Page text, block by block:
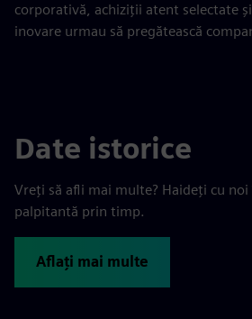
corporativă, achiziții atent selectate
inovare urmau să pregătească
Date istorice
Vreți să afli mai multe? Haideți cu
palpitantă prin timp.
Aflați mai multe